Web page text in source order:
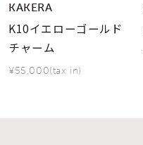
KAKERA
K10イエローゴールド
チャーム
¥55,000(tax in)